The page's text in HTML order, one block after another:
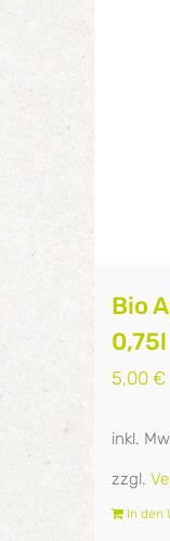
Bio
0,75l
5,00 €
inkl.
zzgl.
In den